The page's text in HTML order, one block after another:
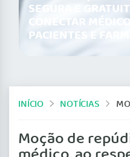
SEGURA E
CONECTAR
PACIENTES E
INÍCIO NOTÍCIAS MOÇÃO
Moção de